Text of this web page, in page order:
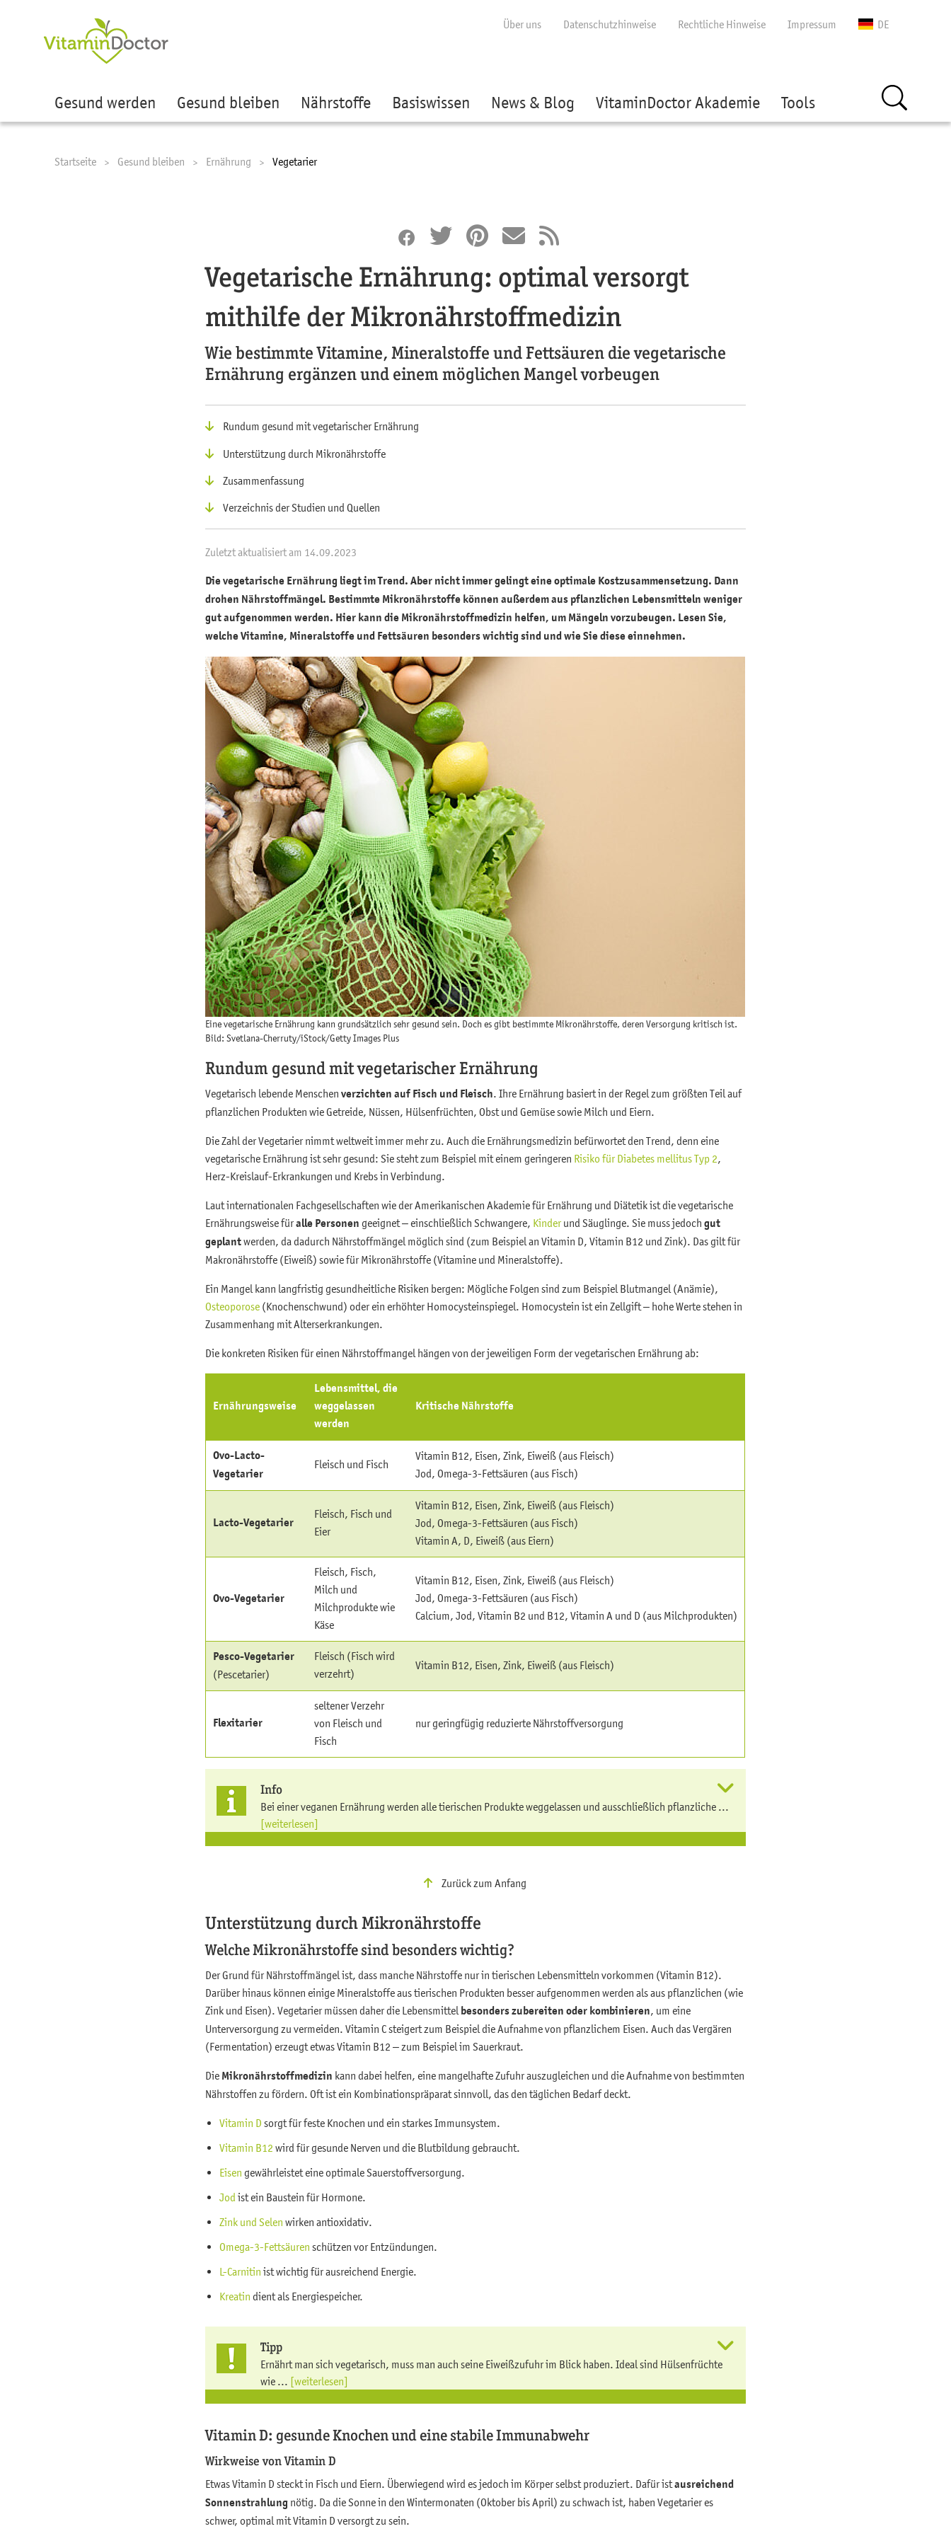
Über uns
Datenschutzhinweise Rechtliche Hinweise Impressum DE
Gesund werden Gesund bleiben Nährstoffe Basiswissen News & Blog VitaminDoctor Akademie Tools
Startseite Gesund bleiben Ernährung Current:
Vegetarier
Vegetarische Ernährung: optimal versorgt
mithilfe der Mikronährstoffmedizin
Wie bestimmte Vitamine, Mineralstoffe und Fettsäuren die vegetarische
Ernährung ergänzen und einem möglichen Mangel vorbeugen
Rundum gesund mit vegetarischer Ernährung
Unterstützung durch Mikronährstoffe
Zusammenfassung
Verzeichnis der Studien und Quellen
Zuletzt aktualisiert am 14.09.2023
Die vegetarische Ernährung liegt im Trend. Aber nicht immer gelingt eine optimale Kostzusammensetzung. Dann
drohen Nährstoffmängel. Bestimmte Mikronährstoffe können außerdem aus pflanzlichen Lebensmitteln weniger
gut aufgenommen werden. Hier kann die Mikronährstoffmedizin helfen, um Mängeln vorzubeugen. Lesen Sie,
welche Vitamine, Mineralstoffe und Fettsäuren besonders wichtig sind und wie Sie diese einnehmen.
Eine vegetarische Ernährung kann grundsätzlich sehr gesund sein. Doch es gibt bestimmte Mikronährstoffe, deren Versorgung kritisch ist.
Bild: Svetlana-Cherruty/iStock/Getty Images Plus
Rundum gesund mit vegetarischer Ernährung
Vegetarisch lebende Menschenverzichten auf Fisch und Fleisch . Ihre Ernährung basiert in der Regel zum größten Teil auf
pflanzlichen Produkten wie Getreide, Nüssen, Hülsenfrüchten, Obst und Gemüse sowie Milch und Eiern.
Die Zahl der Vegetarier nimmt weltweit immer mehr zu. Auch die Ernährungsmedizin befürwortet den Trend, denn eine
vegetarische Ernährung ist sehr gesund: Sie steht zum Beispiel mit einem geringeren Risiko für Diabetes mellitus Typ 2
Herz-Kreislauf-Erkrankungen und Krebs in Verbindung.
Laut internationalen Fachgesellschaften wie der Amerikanischen Akademie für Ernährung und Diätetik ist die vegetarische
Ernährungsweise füralle Personen geeignet – einschließlich Schwangere, Kinderund Säuglinge. Sie muss jedochgut
geplantwerden, da dadurch Nährstoffmängel möglich sind (zum Beispiel an Vitamin D, Vitamin B12 und Zink). Das gilt für
Makronährstoffe (Eiweiß) sowie für Mikronährstoffe (Vitamine und Mineralstoffe).
Ein Mangel kann langfristig gesundheitliche Risiken bergen: Mögliche Folgen sind zum Beispiel Blutmangel (Anämie),
Osteoporose (Knochenschwund) oder ein erhöhter Homocysteinspiegel. Homocystein ist ein Zellgift – hohe Werte stehen in
Zusammenhang mit Alterserkrankungen.
Die konkreten Risiken für einen Nährstoffmangel hängen von der jeweiligen Form der vegetarischen Ernährung ab:
Ernährungsweise
Lebensmittel, die
weggelassen
werden
Kritische Nährstoffe
Ovo-Lacto-
Vegetarier
Fleisch und Fisch
Vitamin B12, Eisen, Zink, Eiweiß (aus Fleisch)
Jod, Omega-3-Fettsäuren (aus Fisch)
Lacto-Vegetarier
Fleisch, Fisch und
Eier
Vitamin B12, Eisen, Zink, Eiweiß (aus Fleisch)
Jod, Omega-3-Fettsäuren (aus Fisch)
Vitamin A, D, Eiweiß (aus Eiern)
Ovo-Vegetarier
Fleisch, Fisch,
Milch und
Milchprodukte wie
Käse
Vitamin B12, Eisen, Zink, Eiweiß (aus Fleisch)
Jod, Omega-3-Fettsäuren (aus Fisch)
Calcium, Jod, Vitamin B2 und B12, Vitamin A und D (aus Milchprodukten)
Pesco-Vegetarier
(Pescetarier)
Fleisch (Fisch wird
verzehrt)
Vitamin B12, Eisen, Zink, Eiweiß (aus Fleisch)
Flexitarier
seltener Verzehr
von Fleisch und
Fisch
nur geringfügig reduzierte Nährstoffversorgung
Info
Bei einer veganen Ernährung werden alle tierischen Produkte weggelassen und ausschließlich pflanzliche ...
[weiterlesen]
Zurück zum Anfang
Unterstützung durch Mikronährstoffe
Welche Mikronährstoffe sind besonders wichtig?
Der Grund für Nährstoffmängel ist, dass manche Nährstoffe nur in tierischen Lebensmitteln vorkommen (Vitamin B12).
Darüber hinaus können einige Mineralstoffe aus tierischen Produkten besser aufgenommen werden als aus pflanzlichen (wie
Zink und Eisen). Vegetarier müssen daher die Lebensmittel besonders zubereiten oder kombinieren , um eine
Unterversorgung zu vermeiden. Vitamin C steigert zum Beispiel die Aufnahme von pflanzlichem Eisen. Auch das Vergären
(Fermentation) erzeugt etwas Vitamin B12 – zum Beispiel im Sauerkraut.
Die Mikronährstoffmedizin kann dabei helfen, eine mangelhafte Zufuhr auszugleichen und die Aufnahme von bestimmten
Nährstoffen zu fördern. Oft ist ein Kombinationspräparat sinnvoll, das den täglichen Bedarf deckt.
Vitamin D sorgt für feste Knochen und ein starkes Immunsystem.
Vitamin B12 wird für gesunde Nerven und die Blutbildung gebraucht.
Eisen gewährleistet eine optimale Sauerstoffversorgung.
Jod ist ein Baustein für Hormone.
Zink und Selen wirken antioxidativ.
Omega-3-Fettsäuren schützen vor Entzündungen.
L-Carnitin ist wichtig für ausreichend Energie.
Kreatin dient als Energiespeicher.
Tipp
Ernährt man sich vegetarisch, muss man auch seine Eiweißzufuhr im Blick haben. Ideal sind Hülsenfrüchte
wie ... [weiterlesen]
Vitamin D: gesunde Knochen und eine stabile Immunabwehr
Wirkweise von Vitamin D
Etwas Vitamin D steckt in Fisch und Eiern. Überwiegend wird es jedoch im Körper selbst produziert. Dafür istausreichend
Sonnenstrahlung nötig. Da die Sonne in den Wintermonaten (Oktober bis April) zu schwach ist, haben Vegetarier es
schwer, optimal mit Vitamin D versorgt zu sein.